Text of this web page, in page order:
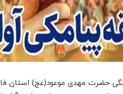
حضرت مهدی موعود(عج) استان